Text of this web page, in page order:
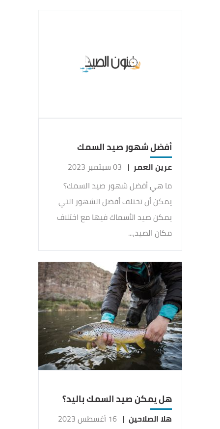
أفضل شهور صيد السمك
عرين العمر | 03 سبتمبر 2023
ما هي أفضل شهور صيد السمك؟
يمكن أن تختلف أفضل الشهور التي
يمكن صيد الأسماك فيها مع اختلاف
مكان الصيد،...
هل يمكن صيد السمك باليد؟
هلا الصلاحين | 16 أغسطس 2023